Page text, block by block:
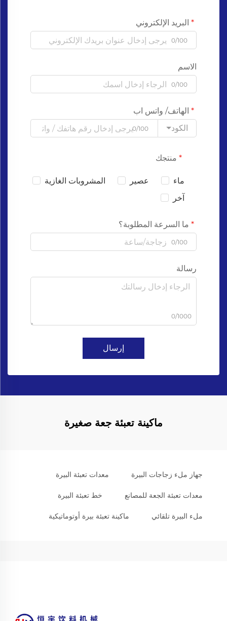
البريد الإلكتروني
0/100
الاسم
0/100
الهاتف/ واتس اب
الكود
0/100
منتجك
ماء عصير
المشروبات الغازية
آخر
ما السرعة المطلوبة؟
0/100
رسالة
0/1000
إرسال
ماكينة تعبئة جعة صغيرة
جهاز ملء زجاجات البيرة معدات تعبئة البيرة
معدات تعبئة الجعة للمصانع خط تعبئة البيرة
ملء البيرة تلقائي ماكينة تعبئة بيرة أوتوماتيكية